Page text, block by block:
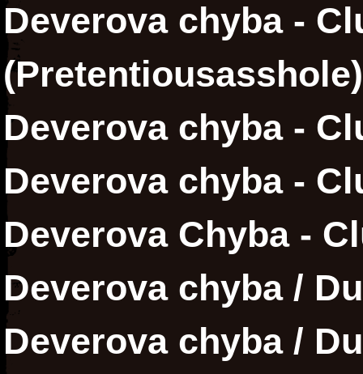
Deverova chyba -
Deverova chyba -
Deverova chyba -
Deverova Chyba -
Deverova chyba /
Deverova chyba /